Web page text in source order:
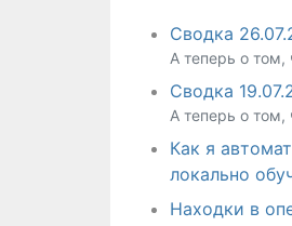
Сводка
А теперь о том,
Сводка
А теперь о том,
Как я
локально
Находки в